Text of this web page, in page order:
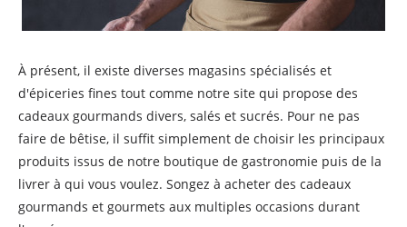
À présent, il existe diverses magasins spécialisés et
d'épiceries fines tout comme notre site qui propose des
cadeaux gourmands divers, salés et sucrés. Pour ne pas
faire de bêtise, il suffit simplement de choisir les principaux
produits issus de notre boutique de gastronomie puis de la
livrer à qui vous voulez. Songez à acheter des cadeaux
gourmands et gourmets aux multiples occasions durant